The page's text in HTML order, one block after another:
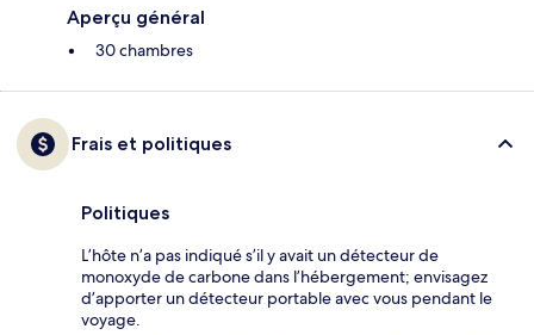
Aperçu général
30 chambres
Frais et politiques
Politiques
L’hôte n’a pas indiqué s’il y avait un détecteur de
monoxyde de carbone dans l’hébergement; envisagez
d’apporter un détecteur portable avec vous pendant le
voyage.